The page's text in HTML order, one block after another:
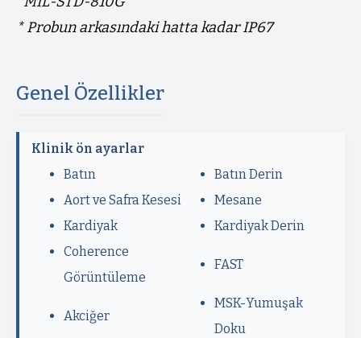
* Probun arkasındaki hatta kadar IP67
Genel Özellikler
Klinik ön ayarlar
Batın
Batın Derin
Aort ve Safra Kesesi
Mesane
Kardiyak
Kardiyak Derin
Coherence
Görüntüleme
FAST
Akciğer
MSK-Yumuşak
Doku